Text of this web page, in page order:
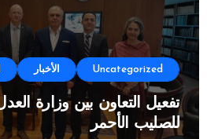
Uncategorized الأخبار
تفعيل التعاون بين وزارة
للصليب الأحمر